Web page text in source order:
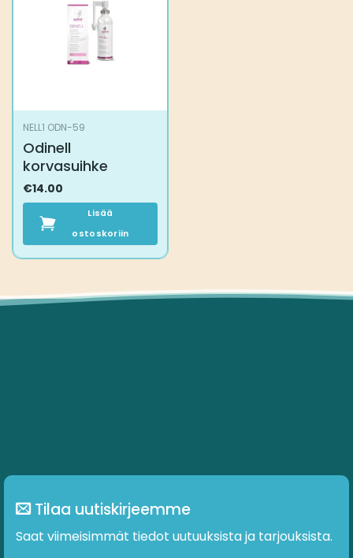
NELL1 ODN-59
Odinell
korvasuihke
€14.00
Lisää
ostoskoriin
Tilaa uutiskirjeemme
Saat viimeisimmät tiedot uutuuksista ja tarjouksista.